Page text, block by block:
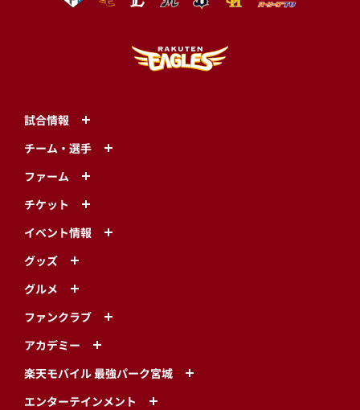
試合情報
チーム・選手
ファーム
チケット
イベント情報
グッズ
グルメ
ファンクラブ
アカデミー
楽天モバイル 最強パーク宮城
エンターテインメント